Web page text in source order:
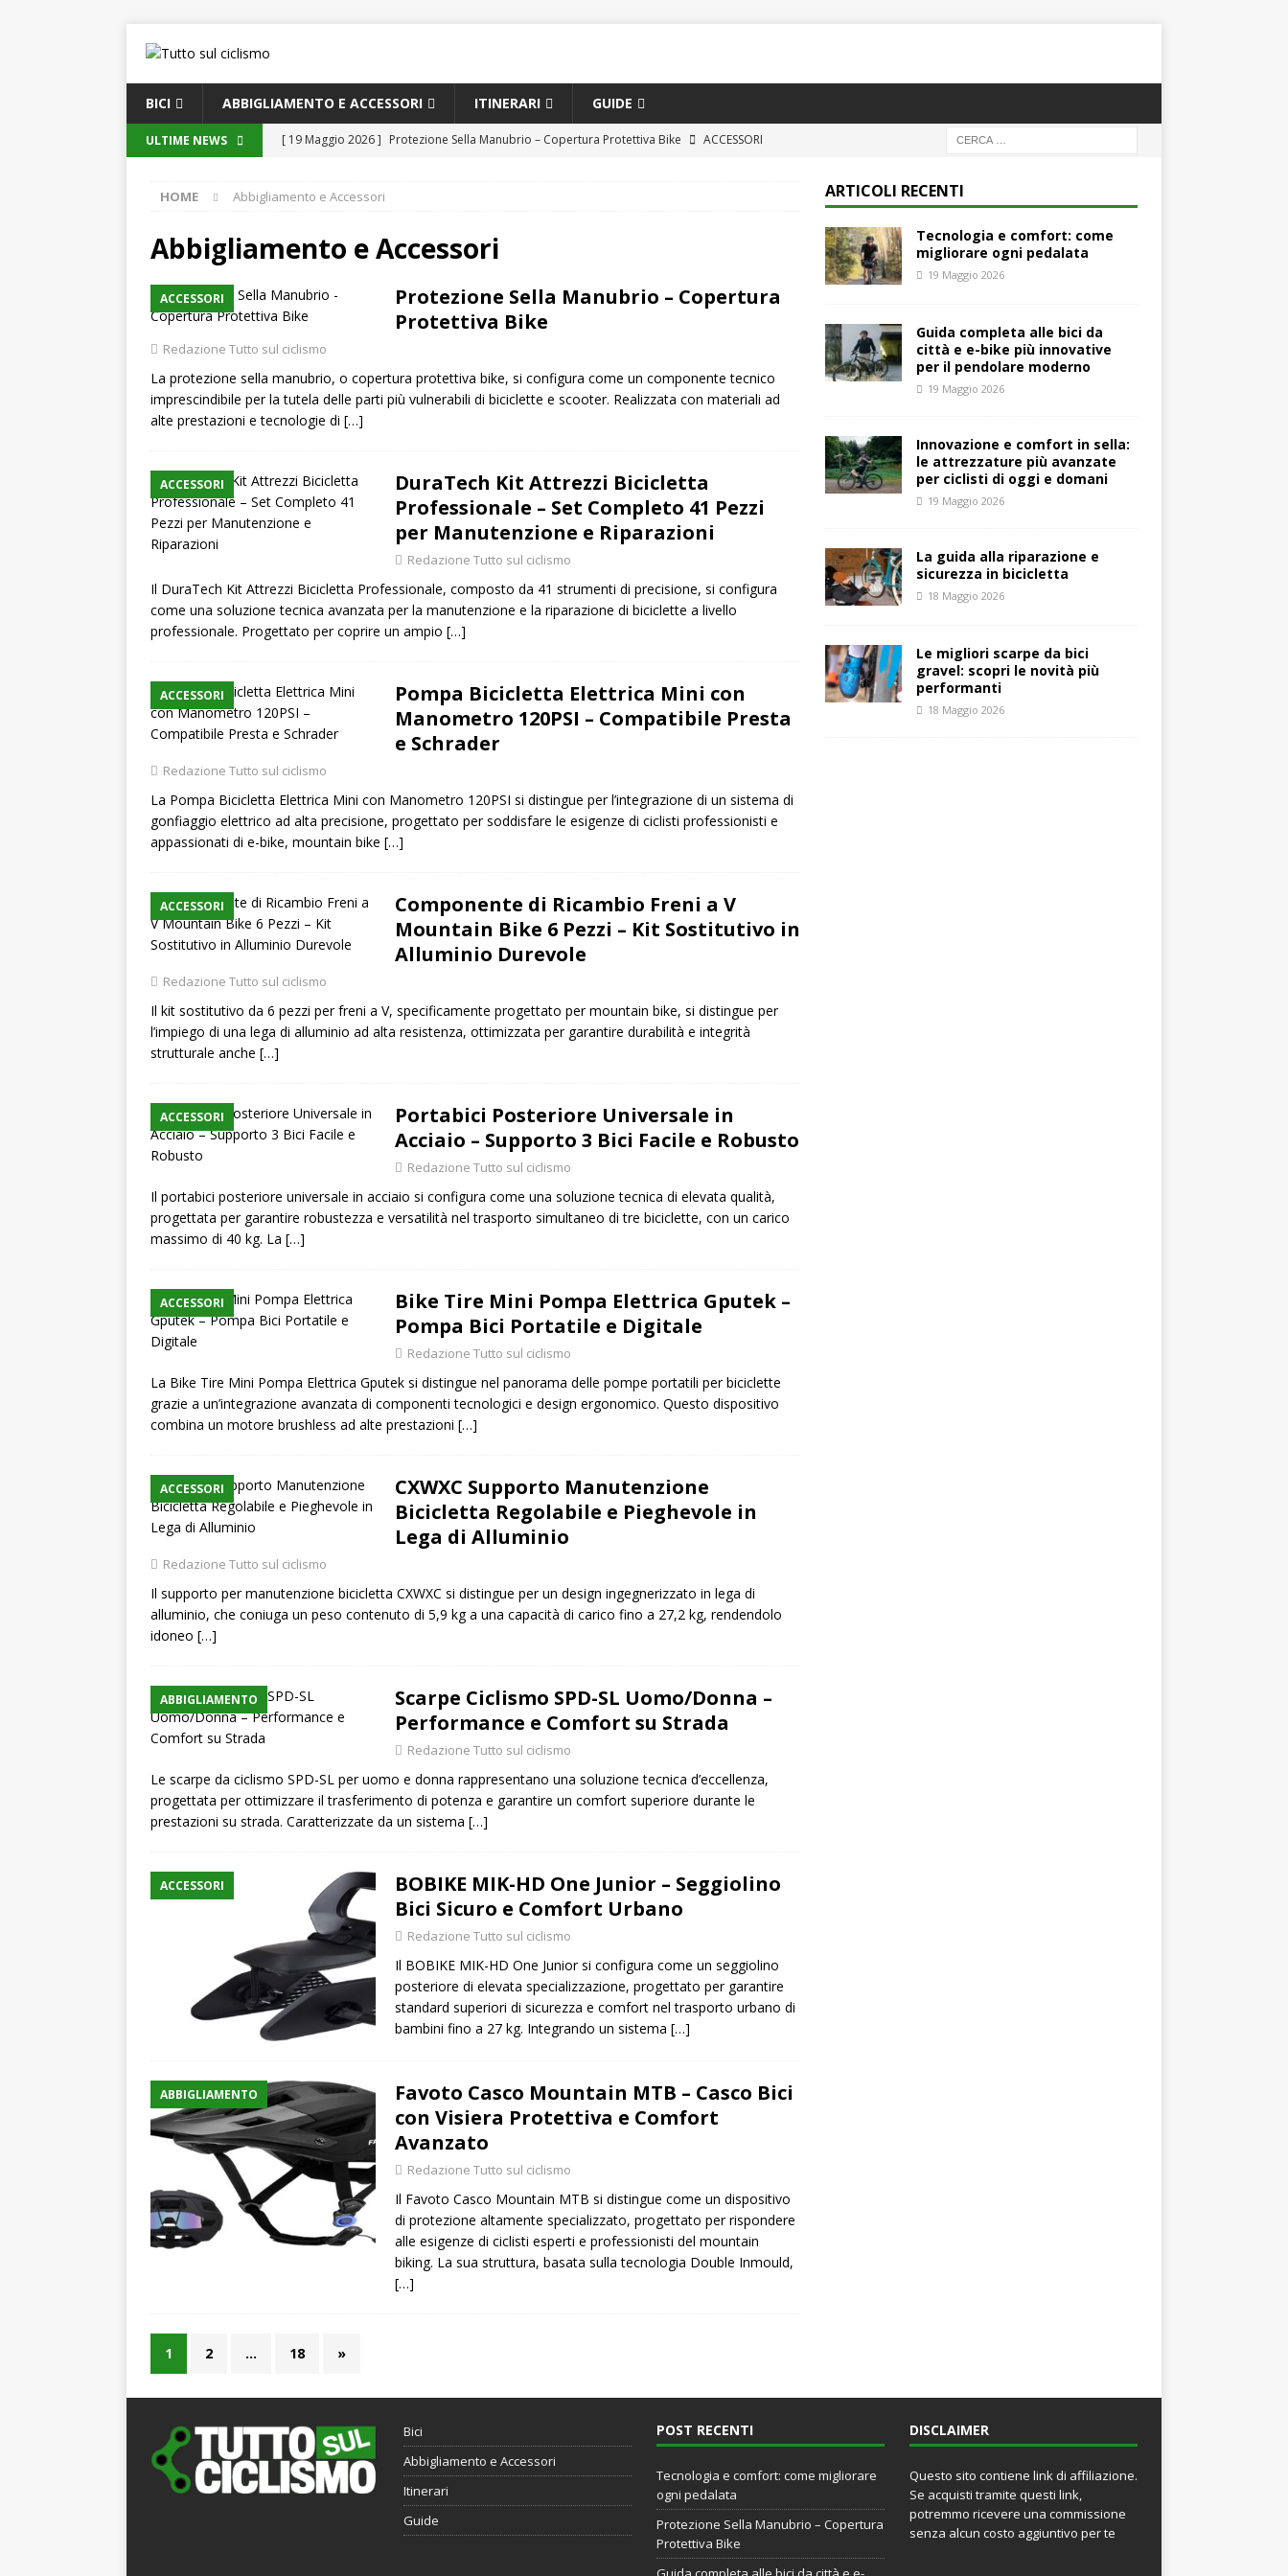
BICI ABBIGLIAMENTO E ACCESSORI ITINERARI GUIDE
ULTIME NEWS [ 19 Maggio 2026 ] Protezione Sella Manubrio – Copertura Protettiva Bike
ACCESSORI
moderno
GUIDE ALL’ACQUISTO
[ 19 Maggio 2026 ]
Innovazione e comfort in sella: le attrezzature più avanzate per ciclisti di
[ 18 Maggio 2026 ]
DuraTech Kit Attrezzi Bicicletta Professionale – Set Completo 41 Pezzi per
HOME Abbigliamento e Accessori
Abbigliamento e Accessori
ACCESSORI
Protezione Sella Manubrio – Copertura
Protettiva Bike
Redazione Tutto sul ciclismo
La protezione sella manubrio, o copertura protettiva bike, si configura come un componente tecnico
imprescindibile per la tutela delle parti più vulnerabili di biciclette e scooter. Realizzata con materiali ad
alte prestazioni e tecnologie di […]
ACCESSORI
DuraTech Kit Attrezzi Bicicletta
Professionale – Set Completo 41 Pezzi
per Manutenzione e Riparazioni
Redazione Tutto sul ciclismo
Il DuraTech Kit Attrezzi Bicicletta Professionale, composto da 41 strumenti di precisione, si configura
come una soluzione tecnica avanzata per la manutenzione e la riparazione di biciclette a livello
professionale. Progettato per coprire un ampio […]
ACCESSORI
Pompa Bicicletta Elettrica Mini con
Manometro 120PSI – Compatibile Presta
e Schrader
Redazione Tutto sul ciclismo
La Pompa Bicicletta Elettrica Mini con Manometro 120PSI si distingue per l’integrazione di un sistema di
gonfiaggio elettrico ad alta precisione, progettato per soddisfare le esigenze di ciclisti professionisti e
appassionati di e-bike, mountain bike […]
ACCESSORI
Componente di Ricambio Freni a V
Mountain Bike 6 Pezzi – Kit Sostitutivo in
Alluminio Durevole
Redazione Tutto sul ciclismo
Il kit sostitutivo da 6 pezzi per freni a V, specificamente progettato per mountain bike, si distingue per
l’impiego di una lega di alluminio ad alta resistenza, ottimizzata per garantire durabilità e integrità
strutturale anche […]
ACCESSORI
Portabici Posteriore Universale in
Acciaio – Supporto 3 Bici Facile e Robusto
Redazione Tutto sul ciclismo
Il portabici posteriore universale in acciaio si configura come una soluzione tecnica di elevata qualità,
progettata per garantire robustezza e versatilità nel trasporto simultaneo di tre biciclette, con un carico
massimo di 40 kg. La […]
ACCESSORI
Bike Tire Mini Pompa Elettrica Gputek –
Pompa Bici Portatile e Digitale
Redazione Tutto sul ciclismo
La Bike Tire Mini Pompa Elettrica Gputek si distingue nel panorama delle pompe portatili per biciclette
grazie a un’integrazione avanzata di componenti tecnologici e design ergonomico. Questo dispositivo
combina un motore brushless ad alte prestazioni […]
ACCESSORI
CXWXC Supporto Manutenzione
Bicicletta Regolabile e Pieghevole in
Lega di Alluminio
Redazione Tutto sul ciclismo
Il supporto per manutenzione bicicletta CXWXC si distingue per un design ingegnerizzato in lega di
alluminio, che coniuga un peso contenuto di 5,9 kg a una capacità di carico fino a 27,2 kg, rendendolo
idoneo […]
ABBIGLIAMENTO
Scarpe Ciclismo SPD-SL Uomo/Donna –
Performance e Comfort su Strada
Redazione Tutto sul ciclismo
Le scarpe da ciclismo SPD-SL per uomo e donna rappresentano una soluzione tecnica d’eccellenza,
progettata per ottimizzare il trasferimento di potenza e garantire un comfort superiore durante le
prestazioni su strada. Caratterizzate da un sistema […]
ACCESSORI
BOBIKE MIK-HD One Junior – Seggiolino
Bici Sicuro e Comfort Urbano
Redazione Tutto sul ciclismo
Il BOBIKE MIK-HD One Junior si configura come un seggiolino
posteriore di elevata specializzazione, progettato per garantire
standard superiori di sicurezza e comfort nel trasporto urbano di
bambini fino a 27 kg. Integrando un sistema […]
ABBIGLIAMENTO
Favoto Casco Mountain MTB – Casco Bici
con Visiera Protettiva e Comfort
Avanzato
Redazione Tutto sul ciclismo
Il Favoto Casco Mountain MTB si distingue come un dispositivo
di protezione altamente specializzato, progettato per rispondere
alle esigenze di ciclisti esperti e professionisti del mountain
biking. La sua struttura, basata sulla tecnologia Double Inmould,
[…]
1 2 … 18 »
ARTICOLI RECENTI
Tecnologia e comfort: come
migliorare ogni pedalata
19 Maggio 2026
Guida completa alle bici da
città e e-bike più innovative
per il pendolare moderno
19 Maggio 2026
Innovazione e comfort in sella:
le attrezzature più avanzate
per ciclisti di oggi e domani
19 Maggio 2026
La guida alla riparazione e
sicurezza in bicicletta
18 Maggio 2026
Le migliori scarpe da bici
gravel: scopri le novità più
performanti
18 Maggio 2026
Bici
Abbigliamento e Accessori
Itinerari
Guide
POST RECENTI
Tecnologia e comfort: come migliorare
ogni pedalata
Protezione Sella Manubrio – Copertura
Protettiva Bike
DISCLAIMER
Questo sito contiene link di affiliazione.
Se acquisti tramite questi link,
potremmo ricevere una commissione
senza alcun costo aggiuntivo per te